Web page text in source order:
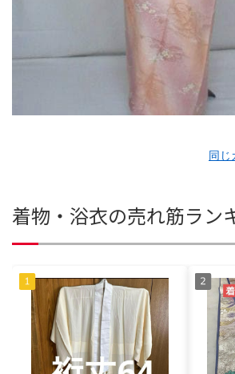
同じ
着物・浴衣の売れ筋ラン